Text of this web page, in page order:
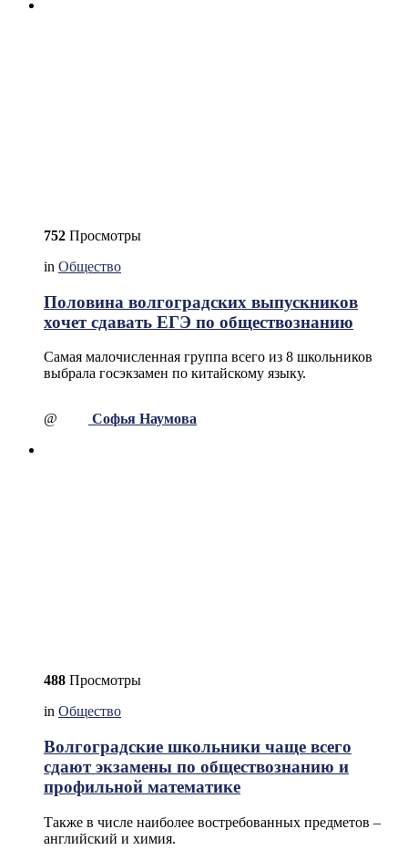
752 Просмотры
in Общество
Половина волгоградских выпускников
хочет сдавать ЕГЭ по обществознанию
Самая малочисленная группа всего из 8 школьников
выбрала госэкзамен по китайскому языку.
@ Софья Наумова
488 Просмотры
in Общество
Волгоградские школьники чаще всего
сдают экзамены по обществознанию и
профильной математике
Также в числе наиболее востребованных предметов –
английский и химия.